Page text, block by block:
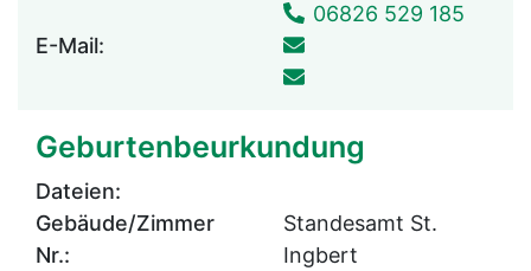
06826 529 185
E-Mail:
Geburtenbeurkundung
Dateien:
Gebäude/Zimmer
Nr.:
Standesamt St.
Ingbert